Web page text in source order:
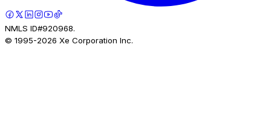
NMLS ID#920968.
© 1995-2026 Xe Corporation Inc.